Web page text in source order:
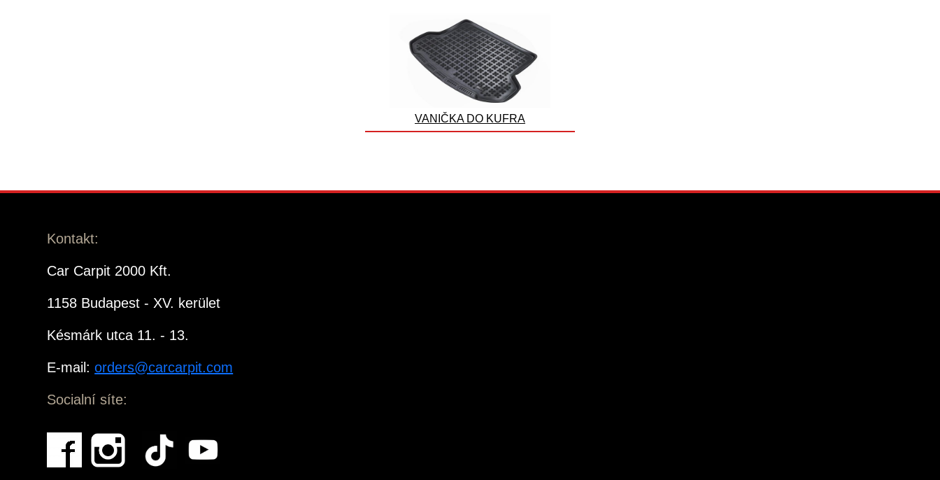
VANIČKA DO KUFRA
Kontakt:
Car Carpit 2000 Kft.
1158 Budapest - XV. kerület
Késmárk utca 11. - 13.
E-mail:orders@carcarpit.com
Socialní síte: